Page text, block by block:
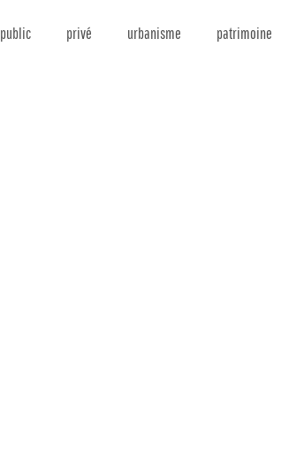
public privé urbanisme patrimoine